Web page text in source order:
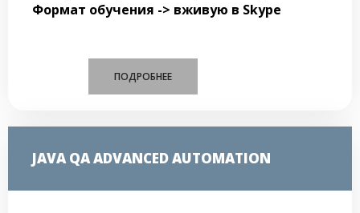
Формат обучения -> вживую в Skype
ПОДРОБНЕЕ
JAVA QA ADVANCED AUTOMATION